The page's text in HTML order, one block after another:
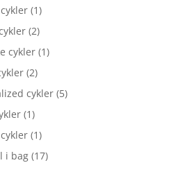
(1)
(2)
cykler (1)
(2)
cykler (5)
(1)
(1)
i bag (17)